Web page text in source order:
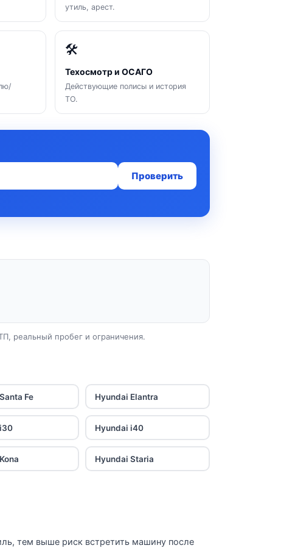
утиль, арест.
🛠
Техосмотр и ОСАГО
Действующие полисы и история
ТО.
Проверить
реальный пробег и ограничения.
Fe Hyundai Elantra
Hyundai i40
Hyundai Staria
тем выше риск встретить машину после